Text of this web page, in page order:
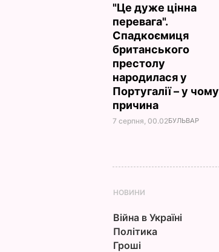
"Це дуже цінна
перевага".
Спадкоємиця
британського
престолу
народилася у
Португалії – у чому
причина
7 серпня, 00.02БУЛЬВАР
НОВИНИ
Війна в Україні
Політика
Гроші